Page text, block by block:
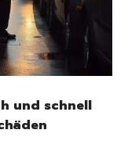
und schnell